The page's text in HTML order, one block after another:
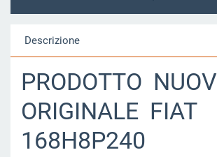
Descrizione
PRODOTTO
ORIGINALE FIAT
168H8P240